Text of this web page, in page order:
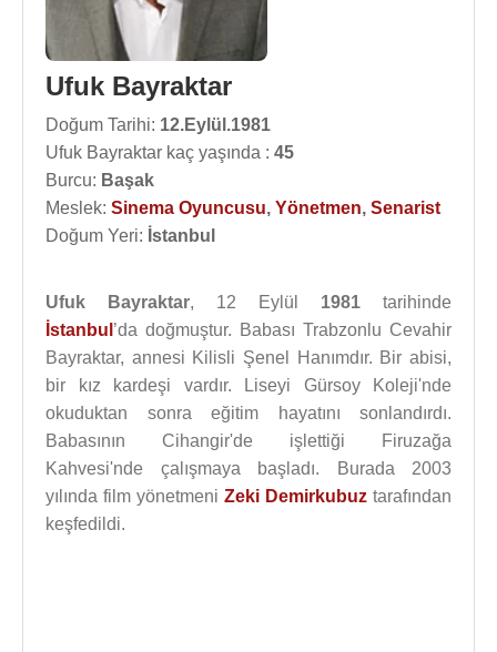
Ufuk Bayraktar
Doğum Tarihi: 12.Eylül.1981
Ufuk Bayraktar kaç yaşında : 45
Burcu: Başak
Meslek: Sinema Oyuncusu, Yönetmen, Senarist
Doğum Yeri: İstanbul
Ufuk Bayraktar, 12 Eylül 1981 tarihinde
İstanbul ’da doğmuştur. Babası Trabzonlu Cevahir
Bayraktar, annesi Kilisli Şenel Hanımdır. Bir abisi,
bir kız kardeşi vardır. Liseyi Gürsoy Koleji'nde
okuduktan sonra eğitim hayatını sonlandırdı.
Babasının Cihangir'de işlettiği Firuzağa
Kahvesi'nde çalışmaya başladı. Burada 2003
yılında film yönetmeni Zeki Demirkubuz tarafından
keşfedildi.